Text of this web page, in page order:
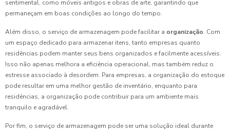
sentimental, como móveis antigos e obras de arte, garantindo que
permaneçam em boas condições ao longo do tempo.
Além disso, o serviço de armazenagem pode facilitar a organização. Com
um espaço dedicado para armazenar itens, tanto empresas quanto
residências podem manter seus bens organizados e facilmente acessíveis.
Isso não apenas melhora a eficiência operacional, mas também reduz o
estresse associado à desordem. Para empresas, a organização do estoque
pode resultar em uma melhor gestão de inventário, enquanto para
residências, a organização pode contribuir para um ambiente mais
tranquilo e agradável.
Por fim, o serviço de armazenagem pode ser uma solução ideal durante